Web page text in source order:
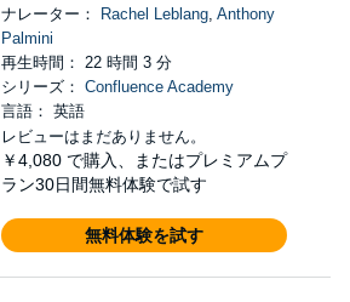
ナレーター：
Rachel Leblang, Anthony
Palmini
再生時間： 22 時間 3 分
シリーズ： Confluence Academy
言語： 英語
レビューはまだありません。
￥4,080 で購入、またはプレミアムプ
ラン30日間無料体験で試す
無料体験を試す